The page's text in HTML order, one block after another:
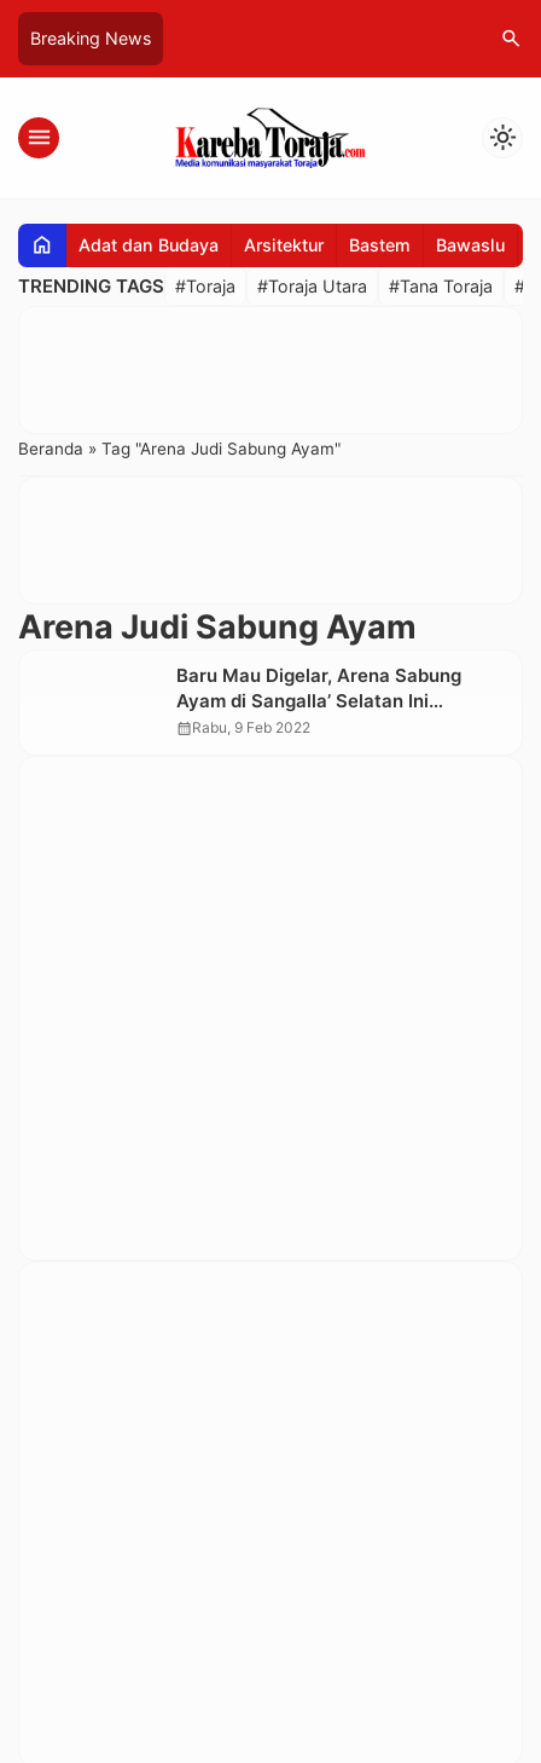
Breaking News search
menu light_mode
home Adat dan Budaya Arsitektur Bastem Bawaslu
TRENDING TAGS #Toraja #Toraja Utara #Tana Toraja
Beranda » Tag "Arena Judi Sabung Ayam"
Arena Judi Sabung Ayam
Baru Mau Digelar, Arena Sabung
Ayam di Sangalla’ Selatan Ini
Dibongkar Polisi dan TNI
calendar_monthRabu, 9 Feb 2022